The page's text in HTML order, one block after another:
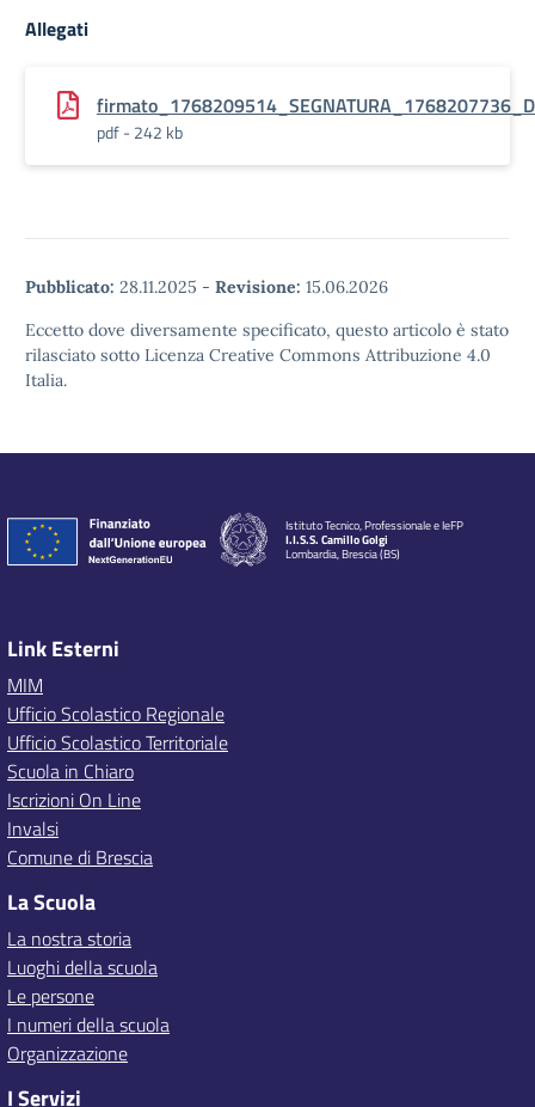
Allegati
pdf - 242 kb
Pubblicato: 28.11.2025 - Revisione: 15.06.2026
Eccetto dove diversamente specificato, questo articolo è stato
rilasciato sotto Licenza Creative Commons Attribuzione 4.0
Italia.
Istituto Tecnico, Professionale e IeFP
I.I.S.S. Camillo Golgi
Lombardia, Brescia (BS)
Link Esterni
MIM
Ufficio Scolastico Regionale
Ufficio Scolastico Territoriale
Scuola in Chiaro
Iscrizioni On Line
Invalsi
Comune di Brescia
La Scuola
La nostra storia
Luoghi della scuola
Le persone
I numeri della scuola
Organizzazione
I Servizi